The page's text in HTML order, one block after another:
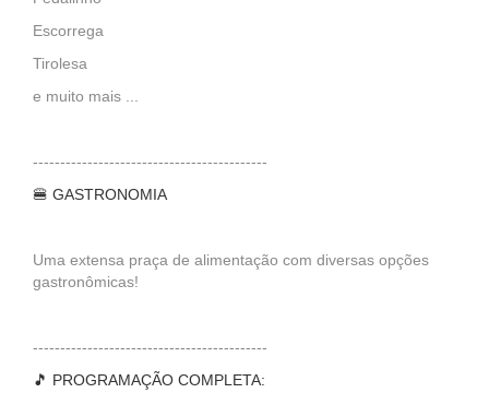
Escorrega
Tirolesa
e muito mais ...
-------------------------------------------
🍔 GASTRONOMIA
Uma extensa praça de alimentação com diversas opções
gastronômicas!
-------------------------------------------
🎵 PROGRAMAÇÃO COMPLETA: